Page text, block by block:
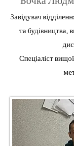
Завідувач
та будівництва,
Спеціаліст